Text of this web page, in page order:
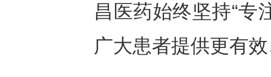
昌医药始终坚持“专
广大患者提供更有